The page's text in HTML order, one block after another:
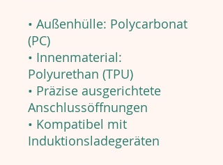
• Außenhülle: Polycarbonat
(PC)
• Innenmaterial:
Polyurethan (TPU)
• Präzise ausgerichtete
Anschlussöffnungen
• Kompatibel mit
Induktionsladegeräten